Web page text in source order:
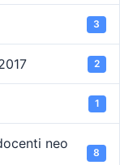
3
2
1
neo
8